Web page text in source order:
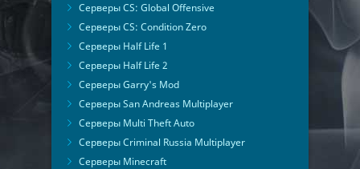
Серверы CS: Global Offensive
Серверы CS: Condition Zero
Серверы Half Life 1
Серверы Half Life 2
Серверы Garry's Mod
Серверы San Andreas Multiplayer
Серверы Multi Theft Auto
Серверы Criminal Russia Multiplayer
Серверы Minecraft